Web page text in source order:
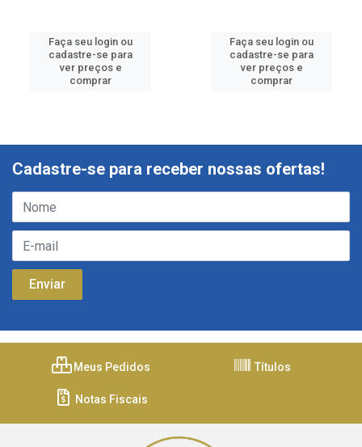
Faça seu login ou
cadastre-se para
ver preços e
comprar
Faça seu login ou
cadastre-se para
ver preços e
comprar
Cadastre-se para receber nossas ofertas!
Meus Pedidos Títulos
Notas Fiscais